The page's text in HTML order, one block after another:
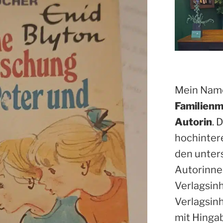
Mein
Autorin.
den
mit